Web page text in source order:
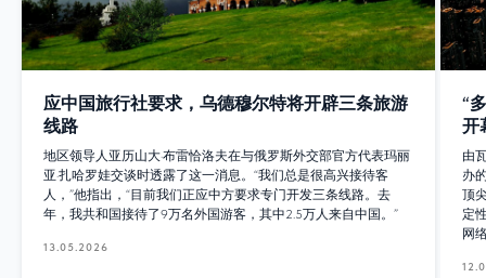
应中国旅行社要求，乌德穆尔特将开辟三条旅游
线路
地区领导人亚历山大·布雷恰洛夫在与俄罗斯外交部官方代表玛丽
亚·扎哈罗娃交谈时透露了这一消息。“我们总是很高兴接待客
人，”他指出，“目前我们正应中方要求专门开发三条线路。去
年，我共和国接待了9万名外国游客，其中2.5万人来自中国。”
13.05.2026
“
开
由
办
顶
定
网